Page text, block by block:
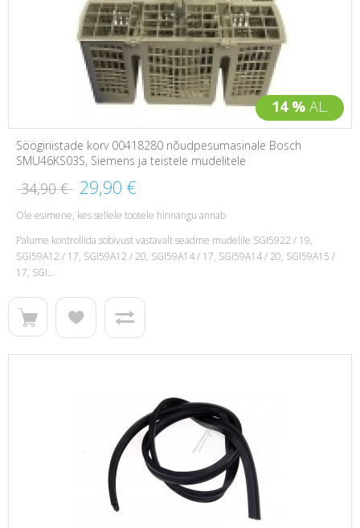
14 % AL.
Söögiriistade korv 00418280 nõudpesumasinale Bosch
SMU46KS03S, Siemens ja teistele mudelitele
34,90 € 29,90 €
Ole esimene, kes sellele tootele hinnangu annab
Palume kontrollida sobivust vastavalt seadme mudelile SGI5922 / 19,
SGI59A12 / 17, SGI59A12 / 20, SGI59A14 / 17, SGI59A14 / 20, SGI59A15 /
17, SGI...